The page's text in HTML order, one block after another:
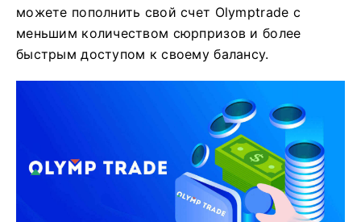
можете пополнить свой счет Olymptrade с
меньшим количеством сюрпризов и более
быстрым доступом к своему балансу.